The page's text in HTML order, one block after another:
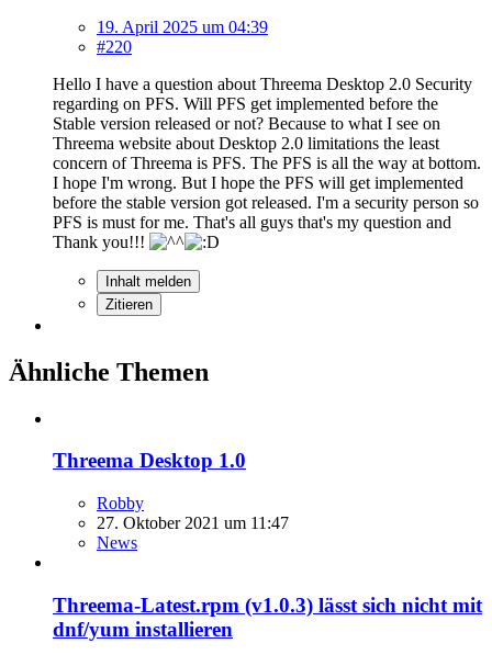
19. April 2025 um 04:39
#220
Hello I have a question about Threema Desktop 2.0 Security
regarding on PFS. Will PFS get implemented before the
Stable version released or not? Because to what I see on
Threema website about Desktop 2.0 limitations the least
concern of Threema is PFS. The PFS is all the way at bottom.
I hope I'm wrong. But I hope the PFS will get implemented
before the stable version got released. I'm a security person so
PFS is must for me. That's all guys that's my question and
Thank you!!!
Inhalt melden
Zitieren
Ähnliche Themen
Threema Desktop 1.0
Robby
27. Oktober 2021 um 11:47
News
Threema-Latest.rpm (v1.0.3) lässt sich nicht mit
dnf/yum installieren